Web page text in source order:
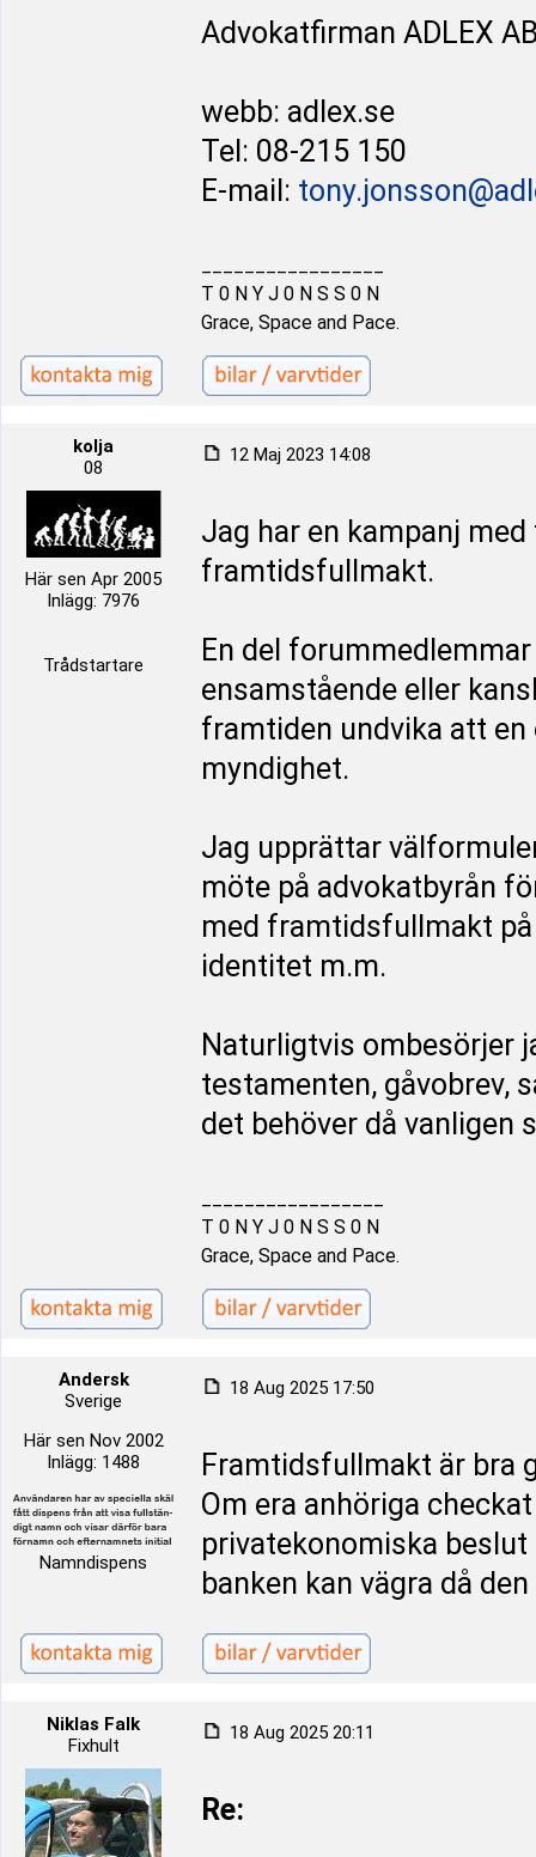
Advokatfirman ADLEX
webb: adlex.se
Tel: 08-215 150
E-mail:
T 0 N Y J 0 N S S 0 N
Grace, Space and Pace.
kolja
08
Här sen Apr 2005
Inlägg: 7976
Trådstartare
12 Maj 2023 14:08
Jag har en kampanj
framtidsfullmakt.
En del
ensamstående eller
framtiden undvika att
myndighet.
Jag upprättar
möte på advokatbyrån
med framtidsfullmakt
identitet m.m.
Naturligtvis ombesörjer
testamenten, gåvobrev,
det behöver då vanligen
T 0 N Y J 0 N S S 0 N
Grace, Space and Pace.
Andersk
Sverige
Här sen Nov 2002
Inlägg: 1488
Namndispens
18 Aug 2025 17:50
Framtidsfullmakt är bra
Om era anhöriga
privatekonomiska
banken kan vägra då
Niklas Falk
Fixhult
18 Aug 2025 20:11
Re: